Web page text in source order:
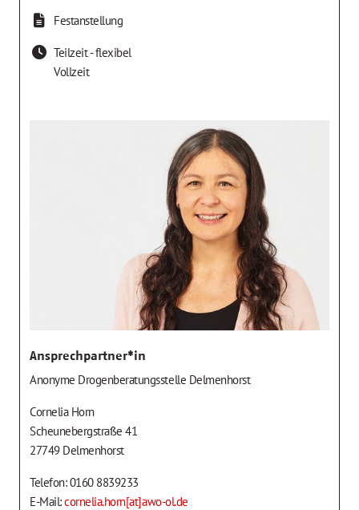
Festanstellung
Teilzeit - flexibel
Vollzeit
Ansprechpartner*in
Anonyme Drogenberatungsstelle Delmenhorst
Cornelia Horn
Scheunebergstraße 41
27749 Delmenhorst
Telefon: 0160 8839233
E-Mail:cornelia.horn[at]awo-ol.de